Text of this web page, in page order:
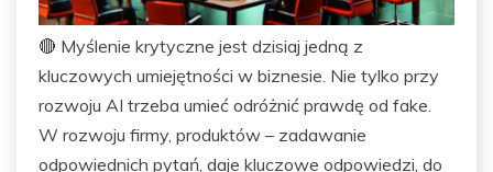
🔴 Myślenie krytyczne jest dzisiaj jedną z
kluczowych umiejętności w biznesie. Nie tylko przy
rozwoju AI trzeba umieć odróżnić prawdę od fake.
W rozwoju firmy, produktów – zadawanie
odpowiednich pytań, daje kluczowe odpowiedzi, do